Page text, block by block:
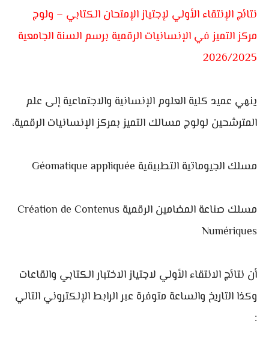
نتائج الإنتقاء الأولي لإجتياز الإمتحان الكتابي – ولوج
مركز التميز في الإنسانيات الرقمية برسم السنة الجامعية
2026/2025
ينهي عميد كلية العلوم الإنسانية والاجتماعية إلى علم
المترشحين لولوج مسالك التميز بمركز الإنسانيات الرقمية،
مسلك الجيوماتية التطبيقية Géomatique appliquée
مسلك صناعة المضامين الرقمية Création de Contenus
Numériques
أن نتائج الانتقاء الأولي لاجتياز الاختبار الكتابي والقاعات
وكذا التاريخ والساعة متوفرة عبر الرابط الإلكتروني التالي
: